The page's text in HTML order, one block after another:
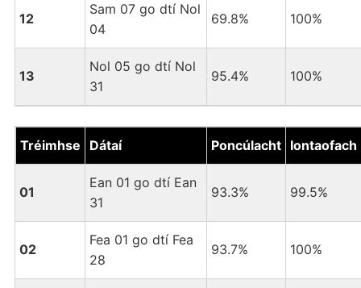
12
Sam 07 go dtí Nol
04
69.8% 100%
13
Nol 05 go dtí Nol
31
95.4% 100%
Tréimhse Dátaí Poncúlacht Iontaofach
01
Ean 01 go dtí Ean
31
93.3% 99.5%
02
Fea 01 go dtí Fea
28
93.7% 100%